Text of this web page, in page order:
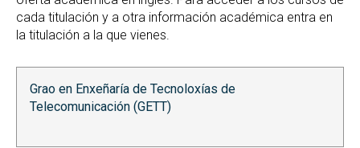
cada titulación y a otra información académica entra en
la titulación a la que vienes.
Grao en Enxeñaría de Tecnoloxías de
Telecomunicación (GETT)